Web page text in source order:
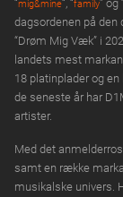
“mig&mine“, “family” og
dagsordenen på
“Drøm Mig Væk” i
landets mest
18 platinplader og
de seneste år har
artister.
Med det
samt en række
musikalske univers.